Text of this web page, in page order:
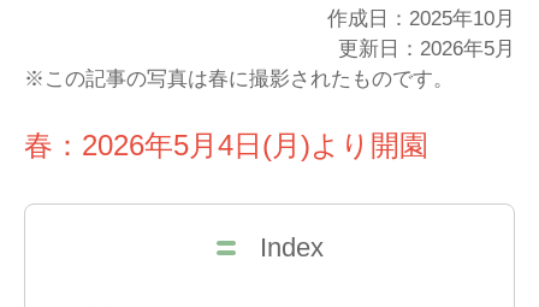
作成日：2025年10月
更新日：2026年5月
※この記事の写真は春に撮影されたものです。
春：2026年5月4日(月)より開園
Index